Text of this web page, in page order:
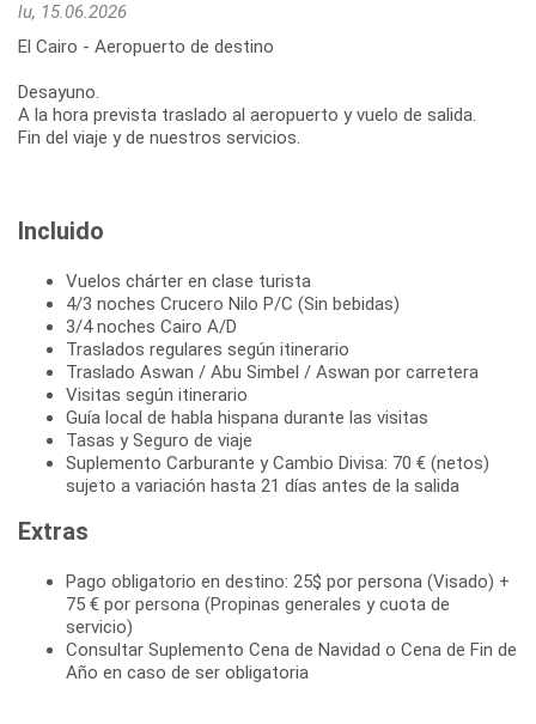
lu, 15.06.2026
El Cairo - Aeropuerto de destino
Desayuno.
A la hora prevista traslado al aeropuerto y vuelo de salida.
Fin del viaje y de nuestros servicios.
Incluido
Vuelos chárter en clase turista
4/3 noches Crucero Nilo P/C (Sin bebidas)
3/4 noches Cairo A/D
Traslados regulares según itinerario
Traslado Aswan / Abu Simbel / Aswan por carretera
Visitas según itinerario
Guía local de habla hispana durante las visitas
Tasas y Seguro de viaje
Suplemento Carburante y Cambio Divisa: 70 € (netos)
sujeto a variación hasta 21 días antes de la salida
Extras
Pago obligatorio en destino: 25$ por persona (Visado) +
75 € por persona (Propinas generales y cuota de
servicio)
Consultar Suplemento Cena de Navidad o Cena de Fin de
Año en caso de ser obligatoria